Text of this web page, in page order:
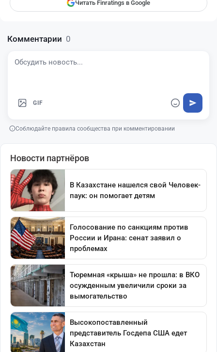
Читать Finratings в Google
Комментарии 0
GIF
Соблюдайте правила сообщества при комментировании